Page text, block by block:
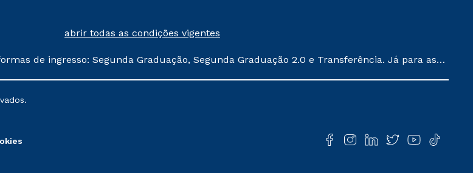
abrir todas as condições vigentes
de ingresso: Segunda Graduação, Segunda Graduação 2.0 e Transferência. Já para as
alterações nos períodos de rematrícula conforme exposto no contrato de prestação de